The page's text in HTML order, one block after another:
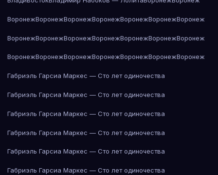
ВоронежВоронежВоронежВоронежВоронежВоронежВоронеж
ВоронежВоронежВоронежВоронежВоронежВоронежВоронеж
ВоронежВоронежВоронежВоронежВоронежВоронежВоронеж
Габриэль Гарсиа Маркес — Сто лет одиночества
Габриэль Гарсиа Маркес — Сто лет одиночества
Габриэль Гарсиа Маркес — Сто лет одиночества
Габриэль Гарсиа Маркес — Сто лет одиночества
Габриэль Гарсиа Маркес — Сто лет одиночества
Габриэль Гарсиа Маркес — Сто лет одиночества